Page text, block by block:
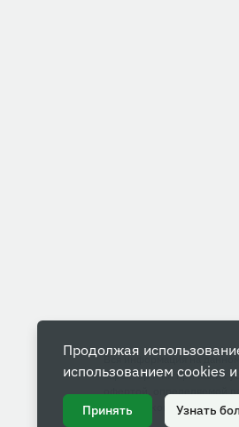
Вся информация на
характер и ни при каких
офертой, определяемой
Гражданского кодекса РФ.
Продолжая
использованием cookies и
Принять Узнать